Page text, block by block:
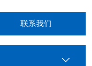
联系我们